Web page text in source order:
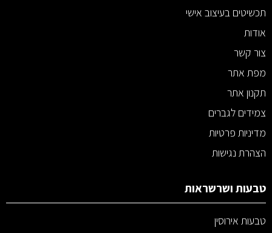
תכשיטים בעיצוב אישי
אודות
צור קשר
מפת אתר
תקנון אתר
צמידים לגברים
מדיניות פרטיות
הצהרת נגישות
טבעות ושרשראות
טבעות אירוסין